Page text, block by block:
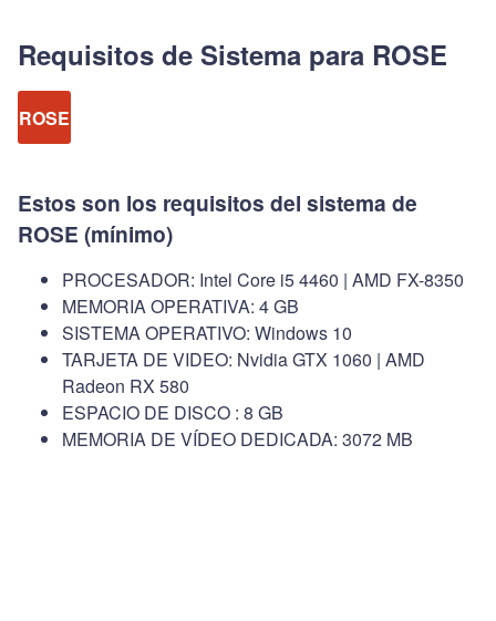
Requisitos de Sistema para ROSE
ROSE
Estos son los requisitos del sistema de
ROSE (mínimo)
PROCESADOR: Intel Core i5 4460 | AMD FX-8350
MEMORIA OPERATIVA: 4 GB
SISTEMA OPERATIVO: Windows 10
TARJETA DE VIDEO: Nvidia GTX 1060 | AMD
Radeon RX 580
ESPACIO DE DISCO : 8 GB
MEMORIA DE VÍDEO DEDICADA: 3072 MB